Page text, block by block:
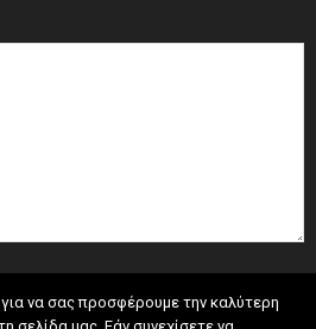
να σας προσφέρουμε την καλύτερη